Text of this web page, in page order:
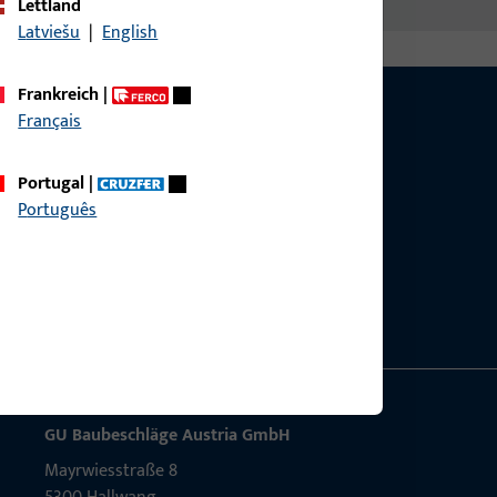
Latviešu | English
Frankreich|
Français
Portugal|
Português
GU Baubeschläge Aus­tria GmbH
Mayrwies­straße 8